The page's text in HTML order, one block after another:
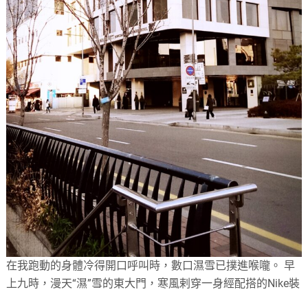
在我跑動的身體冷得開口呼叫時，數口濕雪已撲進喉嚨。 早
上九時，漫天“濕”雪的東大門，寒風剌穿一身經配搭的Nike裝